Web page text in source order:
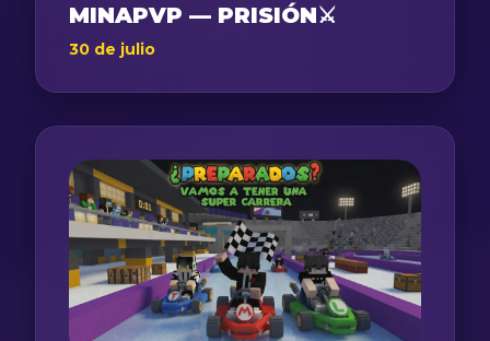
MINAPVP — PRISIÓN⚔️
30 de julio